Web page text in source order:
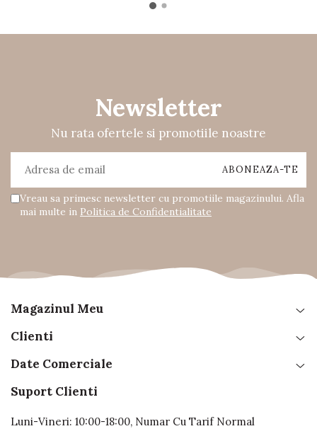
Newsletter
Nu rata ofertele si promotiile noastre
Vreau sa primesc newsletter cu promotiile magazinului. Afla
mai multe in Politica de Confidentialitate
Magazinul Meu
Clienti
Date Comerciale
Suport Clienti
Luni-Vineri: 10:00-18:00, Numar Cu Tarif Normal